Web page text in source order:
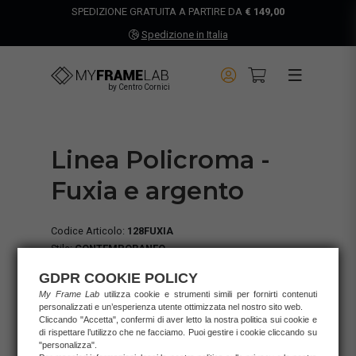
SPEDIZIONE GRATUITA A PARTIRE DA € 149,00
Spedizione in Italia
by Centro Cornici
Linea Policroma -
Fuxia e argento
Codice Articolo: 128FUXIA
Stile:CONTEMPORANEO
Finitura:OPACA
Materiale:AYOUS
Gancetti:inclusi su entrambi i lati
Larghezza profilo:2,5cm.
Altezza profilo:1,4 cm.
GDPR COOKIE POLICY
My Frame Lab utilizza cookie e strumenti simili per fornirti contenuti
personalizzati e un’esperienza utente ottimizzata nel nostro sito web.
Cliccando "Accetta", confermi di aver letto la nostra politica sui cookie e
di rispettare l’utilizzo che ne facciamo. Puoi gestire i cookie cliccando su
"personalizza".